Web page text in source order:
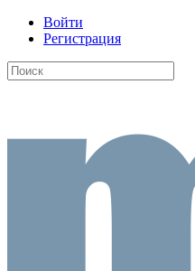
Войти
Регистрация